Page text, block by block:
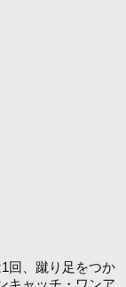
回、蹴り足をつか
キャッチ・ワンア